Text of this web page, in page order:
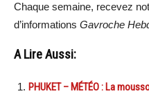
Chaque semaine, recevez
d’informations Gavroche
A Lire Aussi:
PHUKET – MÉTÉO : La